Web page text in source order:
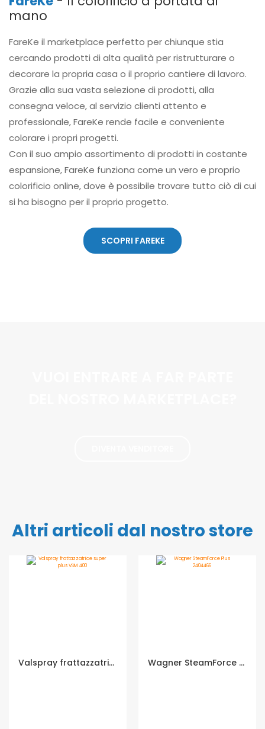
mano
FareKe il marketplace perfetto per chiunque stia
cercando prodotti di alta qualità per ristrutturare o
decorare la propria casa o il proprio cantiere di lavoro.
Grazie alla sua vasta selezione di prodotti, alla
consegna veloce, al servizio clienti attento e
professionale, FareKe rende facile e conveniente
colorare i propri progetti.
Con il suo ampio assortimento di prodotti in costante
espansione, FareKe funziona come un vero e proprio
colorificio online, dove è possibile trovare tutto ciò di cui
si ha bisogno per il proprio progetto.
SCOPRI FAREKE
Altri articoli dal nostro store
Valspray frattazzatrice super plus VSM 400 Wagner SteamForce Plus 2404466